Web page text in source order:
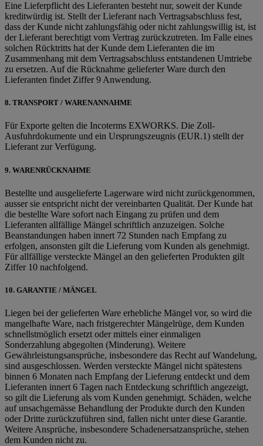
Eine Lieferpflicht des Lieferanten besteht nur, soweit der Kunde
kreditwürdig ist. Stellt der Lieferant nach Vertragsabschluss fest,
dass der Kunde nicht zahlungsfähig oder nicht zahlungswillig ist, ist
der Lieferant berechtigt vom Vertrag zurückzutreten. Im Falle eines
solchen Rücktritts hat der Kunde dem Lieferanten die im
Zusammenhang mit dem Vertragsabschluss entstandenen Umtriebe
zu ersetzen. Auf die Rücknahme gelieferter Ware durch den
Lieferanten findet Ziffer 9 Anwendung.
8. TRANSPORT / WARENANNAHME
Für Exporte gelten die Incoterms EXWORKS. Die Zoll-
Ausfuhrdokumente und ein Ursprungszeugnis (EUR.1) stellt der
Lieferant zur Verfügung.
9. WARENRÜCKNAHME
Bestellte und ausgelieferte Lagerware wird nicht zurückgenommen,
ausser sie entspricht nicht der vereinbarten Qualität. Der Kunde hat
die bestellte Ware sofort nach Eingang zu prüfen und dem
Lieferanten allfällige Mängel schriftlich anzuzeigen. Solche
Beanstandungen haben innert 72 Stunden nach Empfang zu
erfolgen, ansonsten gilt die Lieferung vom Kunden als genehmigt.
Für allfällige versteckte Mängel an den gelieferten Produkten gilt
Ziffer 10 nachfolgend.
10. GARANTIE / MÄNGEL
Liegen bei der gelieferten Ware erhebliche Mängel vor, so wird die
mangelhafte Ware, nach fristgerechter Mängelrüge, dem Kunden
schnellstmöglich ersetzt oder mittels einer einmaligen
Sonderzahlung abgegolten (Minderung). Weitere
Gewährleistungsansprüche, insbesondere das Recht auf Wandelung,
sind ausgeschlossen. Werden versteckte Mängel nicht spätestens
binnen 6 Monaten nach Empfang der Lieferung entdeckt und dem
Lieferanten innert 6 Tagen nach Entdeckung schriftlich angezeigt,
so gilt die Lieferung als vom Kunden genehmigt. Schäden, welche
auf unsachgemässe Behandlung der Produkte durch den Kunden
oder Dritte zurückzuführen sind, fallen nicht unter diese Garantie.
Weitere Ansprüche, insbesondere Schadenersatzansprüche, stehen
dem Kunden nicht zu.